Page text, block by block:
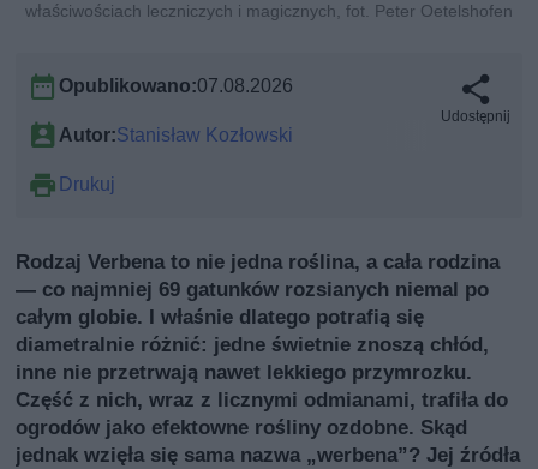
właściwościach leczniczych i magicznych, fot. Peter Oetelshofen
Opublikowano:07.08.2026
Autor:Stanisław Kozłowski
Drukuj
Udostępnij
Rodzaj Verbena to nie jedna roślina, a cała rodzina
— co najmniej 69 gatunków rozsianych niemal po
całym globie. I właśnie dlatego potrafią się
diametralnie różnić: jedne świetnie znoszą chłód,
inne nie przetrwają nawet lekkiego przymrozku.
Część z nich, wraz z licznymi odmianami, trafiła do
ogrodów jako efektowne rośliny ozdobne. Skąd
jednak wzięła się sama nazwa „werbena”? Jej źródła